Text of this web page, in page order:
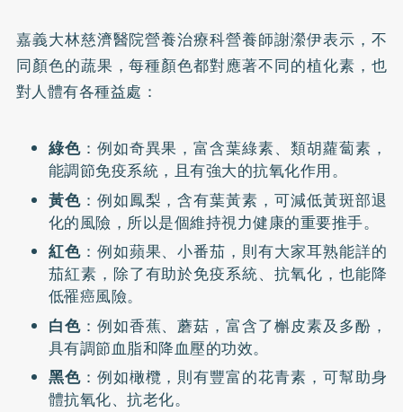
嘉義大林慈濟醫院營養治療科營養師謝瀠伊表示，不
同顏色的蔬果，每種顏色都對應著不同的植化素，也
對人體有各種益處：
綠色：例如奇異果，富含葉綠素、類胡蘿蔔素，
能調節免疫系統，且有強大的抗氧化作用。
黃色：例如鳳梨，含有葉黃素，可減低黃斑部退
化的風險，所以是個維持視力健康的重要推手。
紅色：例如蘋果、小番茄，則有大家耳熟能詳的
茄紅素，除了有助於免疫系統、抗氧化，也能降
低罹癌風險。
白色：例如香蕉、蘑菇，富含了槲皮素及多酚，
具有調節血脂和降血壓的功效。
黑色：例如橄欖，則有豐富的花青素，可幫助身
體抗氧化、抗老化。